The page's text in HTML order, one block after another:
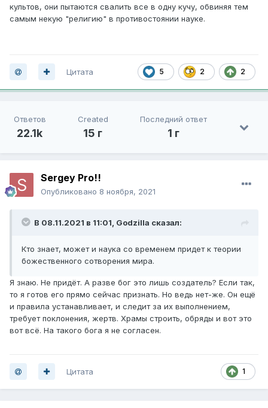
культов, они пытаются свалить все в одну кучу, обвиняя тем
самым некую "религию" в противостоянии науке.
5 2 2
Цитата
Ответов
22.1k
Created
15 г
Последний ответ
1 г
Sergey Pro!!
Опубликовано 8 ноября, 2021
В 08.11.2021 в 11:01, Godzilla сказал:
Кто знает, может и наука со временем придет к теории
божественного сотворения мира.
Я знаю. Не придёт. А разве бог это лишь создатель? Если так,
то я готов его прямо сейчас признать. Но ведь нет-же. Он ещё
и правила устанавливает, и следит за их выполнением,
требует поклонения, жертв. Храмы строить, обряды и вот это
вот всё. На такого бога я не согласен.
1
Цитата